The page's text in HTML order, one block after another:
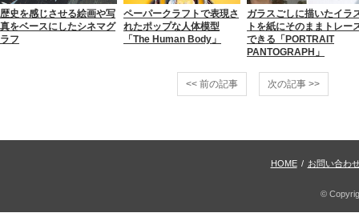
歴史を感じさせる絵画や写
真をベースにしたシネマグ
ラフ
ペーパークラフトで表現さ
れたポップな人体模型
「The Human Body」
ガラスごしに描いたイラ
トを紙にそのままトレー
できる「PORTRAIT
PANTOGRAPH」
<< 前の記事 次の記事 >>
HOME / お問い合わ
©